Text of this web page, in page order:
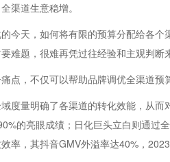
渠道生意稳增。
今天，如何将有限的预算分配给各
难题，很难再凭过往经验和主观判断
点，不仅可以帮助品牌调优全渠道预
度量明确了各渠道的转化效能，从
的亮眼成绩；日化巨头立白则通过
率，其抖音GMV外溢率达40%，